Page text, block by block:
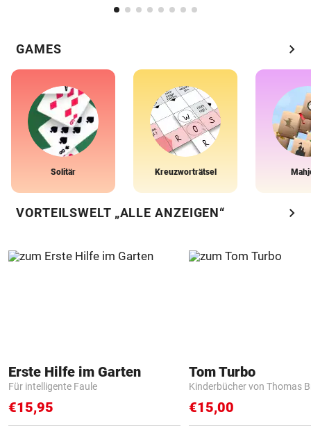
GAMES chevron_right
Solitär Kreuzworträtsel
VORTEILSWELT „ALLE ANZEIGEN“ chevron_right
Erste Hilfe im Garten
Für intelligente Faule
€15,95
Tom Turbo
Kinderbücher von Thomas
€15,00